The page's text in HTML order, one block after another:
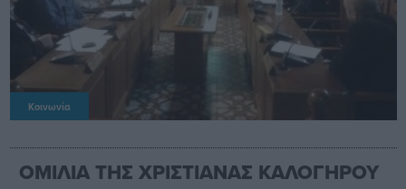
Κοινωνία
ΟΜΙΛΙΑ ΤΗΣ ΧΡΙΣΤΙΑΝΑΣ ΚΑΛΟΓΗΡΟΥ